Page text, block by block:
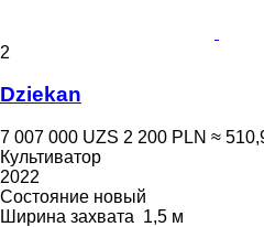
2
Dziekan
7 007 000 UZS 2 200 PLN ≈
Культиватор
2022
Состояние новый
Ширина захвата 1,5 м